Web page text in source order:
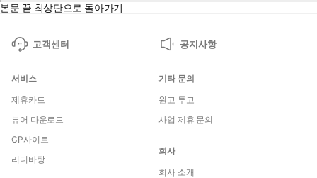
본문 끝 최상단으로 돌아가기
고객센터 공지사항
서비스
제휴카드
뷰어 다운로드
CP사이트
리디바탕
기타 문의
원고 투고
사업 제휴 문의
회사
회사 소개